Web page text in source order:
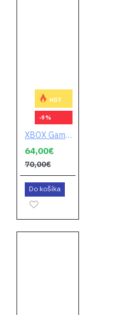
HOT
-9 %
XBOX Game Pass Core 12 mesiacov
64,00€
70,00€
Do košíka